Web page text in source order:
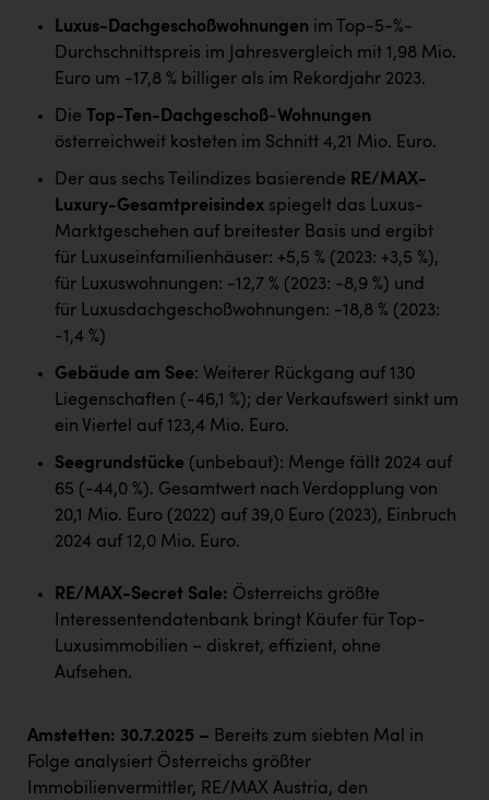
REMAX
RE/MAX Welcome
RUBBLE MASTER
Ruderclub Wels
SCRI - Salzburg Cancer Research Institute
SCHMACHTL GmbH
Schwingshandl - automation technology gmbh
Seher + Partner
Smurfit Westrock Nettingsdorf
TGW Logistics
TRAILOMAT & Cycling Austria
VERITAS
Vier Diamanten
Vorlagenportal
Wir besiegen Krebs
ZGONC
ZULuft - Zukunft Luft Austria
Luxus-Dachgeschoßwohnungen im Top-5-%-
Durchschnittspreis im Jahresvergleich mit 1,98 Mio.
Euro um -17,8 % billiger als im Rekordjahr 2023.
Die Top-Ten-Dachgeschoß-Wohnungen
österreichweit kosteten im Schnitt 4,21 Mio. Euro.
Der aus sechs Teilindizes basierende RE/MAX-
Luxury-Gesamtpreisindex spiegelt das Luxus-
Marktgeschehen auf breitester Basis und ergibt
für Luxuseinfamilienhäuser: +5,5 % (2023: +3,5 %),
für Luxuswohnungen: -12,7 % (2023: -8,9 %) und
für Luxusdachgeschoßwohnungen: -18,8 % (2023:
-1,4 %)
Gebäude am See: Weiterer Rückgang auf 130
Liegenschaften (-46,1 %); der Verkaufswert sinkt um
ein Viertel auf 123,4 Mio. Euro.
Seegrundstücke (unbebaut): Menge fällt 2024 auf
65 (-44,0 %). Gesamtwert nach Verdopplung von
20,1 Mio. Euro (2022) auf 39,0 Euro (2023), Einbruch
2024 auf 12,0 Mio. Euro.
RE/MAX-Secret Sale: Österreichs größte
Interessentendatenbank bringt Käufer für Top-
Luxusimmobilien – diskret, effizient, ohne
Aufsehen.
Amstetten: 30.7.2025 – Bereits zum siebten Mal in
Folge analysiert Österreichs größter
Immobilienvermittler, RE/MAX Austria, den